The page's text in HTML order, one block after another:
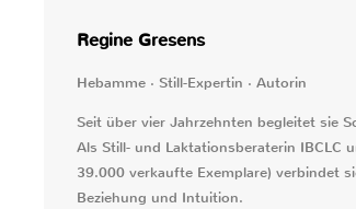
Regine Gresens
Hebamme · Still-Expertin · Autorin
Seit über vier Jahrzehnten begleitet sie
Als Still- und Laktationsberaterin IBCLC
39.000 verkaufte Exemplare) verbindet
Beziehung und Intuition.